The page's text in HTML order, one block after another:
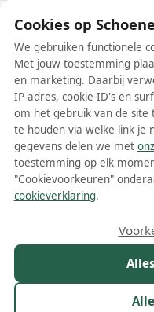
Beige
laarzen
Meer lezen
1
11 resultaten:
Cookies op
We gebruiken functionele
Met jouw toestemming
en marketing. Daarbij
IP-adres, cookie-ID's en
om het gebruik van de
te houden via welke link je
gegevens delen we met
toestemming op elk
"Cookievoorkeuren"
cookieverklaring.